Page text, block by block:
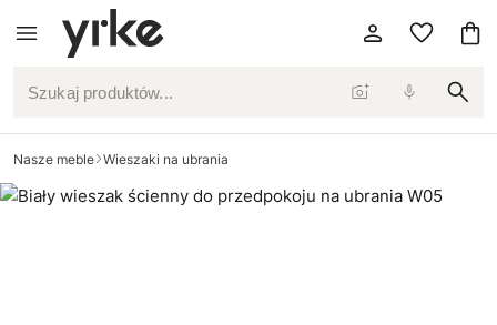
Szukaj produktów...
Nasze meble Wieszaki na ubrania